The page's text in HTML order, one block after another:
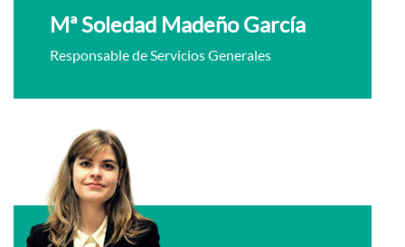
Mª Soledad Madeño García
Responsable de Servicios Generales